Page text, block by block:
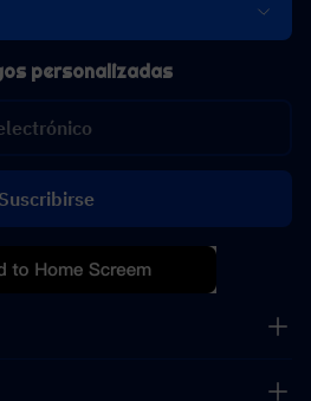
personalizadas
Suscribirse